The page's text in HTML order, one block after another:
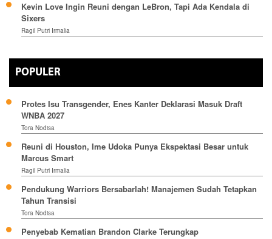
Kevin Love Ingin Reuni dengan LeBron, Tapi Ada Kendala di
Sixers
Ragil Putri Irmalia
POPULER
Protes Isu Transgender, Enes Kanter Deklarasi Masuk Draft
WNBA 2027
Tora Nodisa
Reuni di Houston, Ime Udoka Punya Ekspektasi Besar untuk
Marcus Smart
Ragil Putri Irmalia
Pendukung Warriors Bersabarlah! Manajemen Sudah Tetapkan
Tahun Transisi
Tora Nodisa
Penyebab Kematian Brandon Clarke Terungkap